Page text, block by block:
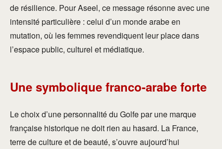
de résilience. Pour Aseel, ce message résonne avec une
intensité particulière : celui d’un monde arabe en
mutation, où les femmes revendiquent leur place dans
l’espace public, culturel et médiatique.
Une symbolique franco-arabe forte
Le choix d’une personnalité du Golfe par une marque
française historique ne doit rien au hasard. La France,
terre de culture et de beauté, s’ouvre aujourd’hui